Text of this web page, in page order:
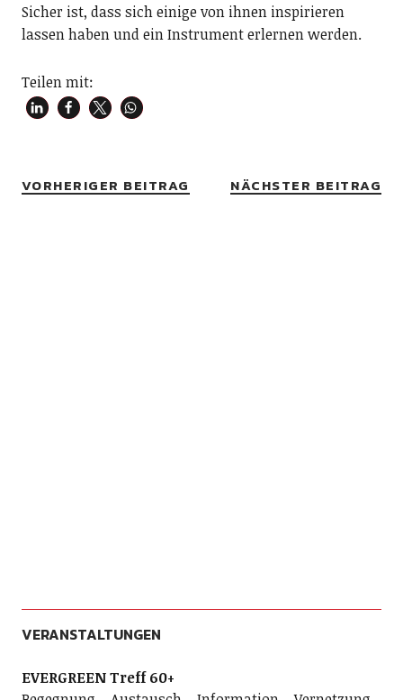
Sicher ist, dass sich einige von ihnen inspirieren
lassen haben und ein Instrument erlernen werden.
Teilen mit:
VORHERIGER BEITRAG NÄCHSTER BEITRAG
VERANSTALTUNGEN
EVERGREEN Treff 60+